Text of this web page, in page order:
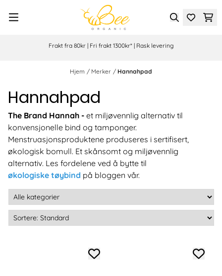
Frakt fra 80kr | Fri frakt 1300kr* | Rask levering
Hjem / Merker / Hannahpad
Hannahpad
The Brand Hannah - et miljøvennlig alternativ til
konvensjonelle bind og tamponger.
Menstruasjonsproduktene produseres i sertifisert,
økologisk bomull. Et skånsomt og miljøvennlig
alternativ. Les fordelene ved å bytte til
økologiske tøybind på bloggen vår.